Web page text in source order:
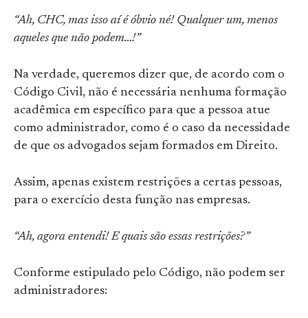
“Ah, CHC, mas isso aí é óbvio né! Qualquer um, menos
aqueles que não podem…!”
Na verdade, queremos dizer que, de acordo com o
Código Civil, não é necessária nenhuma formação
acadêmica em específico para que a pessoa atue
como administrador, como é o caso da necessidade
de que os advogados sejam formados em Direito.
Assim, apenas existem restrições a certas pessoas,
para o exercício desta função nas empresas.
“Ah, agora entendi! E quais são essas restrições?”
Conforme estipulado pelo Código, não podem ser
administradores: